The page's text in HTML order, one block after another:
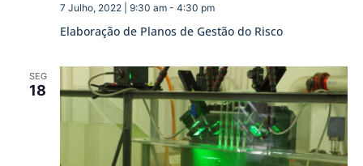
Elaboração de Planos de Gestão do Risco
7 Julho, 2022 | 9:30 am- 4:30 pm
SEG
18